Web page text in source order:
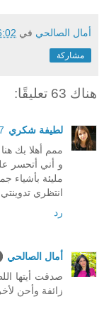
أمال الصالحي في
مشاركة
هناك 63 تعليقًا:
لطيفة شكري 07
ممم أهلا بك
و أني أتحسر
مليئة بأشياء
انتظري
رد
أمال الصالحي
صدقت أيتها
زائفة وأحن